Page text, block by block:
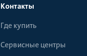
Контакты
Где купить
Сервисные центры